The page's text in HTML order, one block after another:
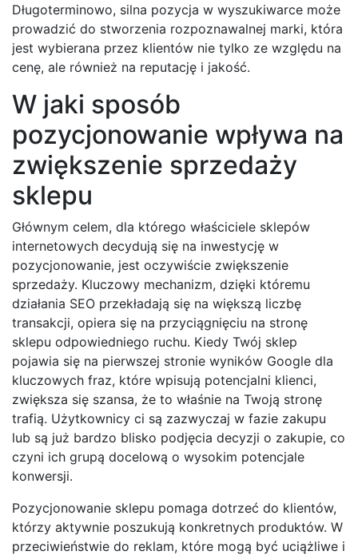
Długoterminowo, silna pozycja w wyszukiwarce może
prowadzić do stworzenia rozpoznawalnej marki, która
jest wybierana przez klientów nie tylko ze względu na
cenę, ale również na reputację i jakość.
W jaki sposób
pozycjonowanie wpływa na
zwiększenie sprzedaży
sklepu
Głównym celem, dla którego właściciele sklepów
internetowych decydują się na inwestycję w
pozycjonowanie, jest oczywiście zwiększenie
sprzedaży. Kluczowy mechanizm, dzięki któremu
działania SEO przekładają się na większą liczbę
transakcji, opiera się na przyciągnięciu na stronę
sklepu odpowiedniego ruchu. Kiedy Twój sklep
pojawia się na pierwszej stronie wyników Google dla
kluczowych fraz, które wpisują potencjalni klienci,
zwiększa się szansa, że to właśnie na Twoją stronę
trafią. Użytkownicy ci są zazwyczaj w fazie zakupu
lub są już bardzo blisko podjęcia decyzji o zakupie, co
czyni ich grupą docelową o wysokim potencjale
konwersji.
Pozycjonowanie sklepu pomaga dotrzeć do klientów,
którzy aktywnie poszukują konkretnych produktów. W
przeciwieństwie do reklam, które mogą być uciążliwe i